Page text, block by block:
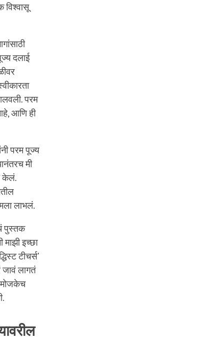
विश्वासू
दलाई
परम
आणि ही
परम पूज्य
मी
केलं.
लाभलं.
पुस्तक
इच्छा
टीचर्स’
जावं लागतं
मोजकेच